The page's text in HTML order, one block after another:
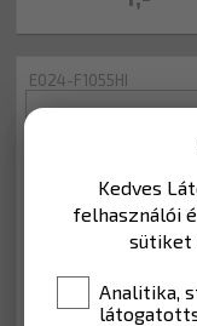
E024-F1055HI
Kedves
felhasználói
sütiket
Analitika,